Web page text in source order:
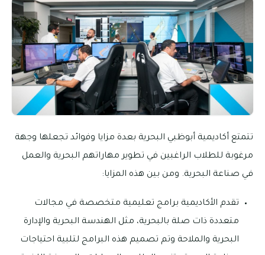
تتمتع أكاديمية أبوظبي البحرية بعدة مزايا وفوائد تجعلها وجهة
مرغوبة للطلاب الراغبين في تطوير مهاراتهم البحرية والعمل
في صناعة البحرية. ومن بين هذه المزايا:
تقدم الأكاديمية برامج تعليمية متخصصة في مجالات
متعددة ذات صلة بالبحرية، مثل الهندسة البحرية والإدارة
البحرية والملاحة وتم تصميم هذه البرامج لتلبية احتياجات